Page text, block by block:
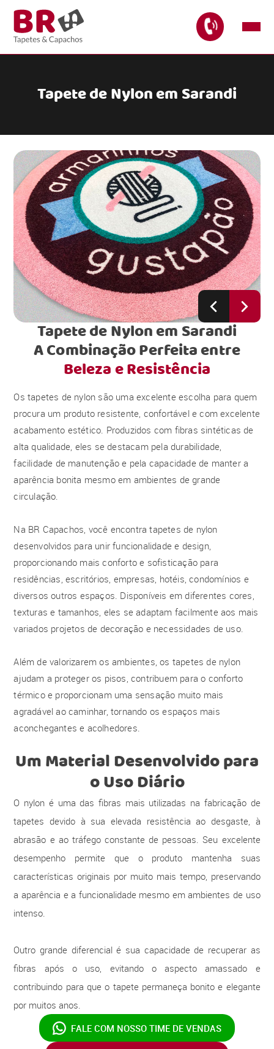
Tapete de Nylon em Sarandi
Tapete de Nylon em Sarandi
A Combinação Perfeita entre
Beleza e Resistência
Os tapetes de nylon são uma excelente escolha para quem
procura um produto resistente, confortável e com excelente
acabamento estético. Produzidos com fibras sintéticas de
alta qualidade, eles se destacam pela durabilidade,
facilidade de manutenção e pela capacidade de manter a
aparência bonita mesmo em ambientes de grande
circulação.
Na BR Capachos, você encontra tapetes de nylon
desenvolvidos para unir funcionalidade e design,
proporcionando mais conforto e sofisticação para
residências, escritórios, empresas, hotéis, condomínios e
diversos outros espaços. Disponíveis em diferentes cores,
texturas e tamanhos, eles se adaptam facilmente aos mais
variados projetos de decoração e necessidades de uso.
Além de valorizarem os ambientes, os tapetes de nylon
ajudam a proteger os pisos, contribuem para o conforto
térmico e proporcionam uma sensação muito mais
agradável ao caminhar, tornando os espaços mais
aconchegantes e acolhedores.
Um Material Desenvolvido para
o Uso Diário
O nylon é uma das fibras mais utilizadas na fabricação de
tapetes devido à sua elevada resistência ao desgaste, à
abrasão e ao tráfego constante de pessoas. Seu excelente
desempenho permite que o produto mantenha suas
características originais por muito mais tempo, preservando
a aparência e a funcionalidade mesmo em ambientes de uso
intenso.
Outro grande diferencial é sua capacidade de recuperar as
fibras após o uso, evitando o aspecto amassado e
contribuindo para que o tapete permaneça bonito e elegante
por muitos anos.
FALE COM NOSSO TIME DE VENDAS